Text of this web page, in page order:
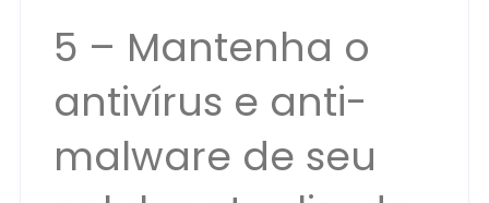
5 – Mantenha o
antivírus e anti-
malware de seu